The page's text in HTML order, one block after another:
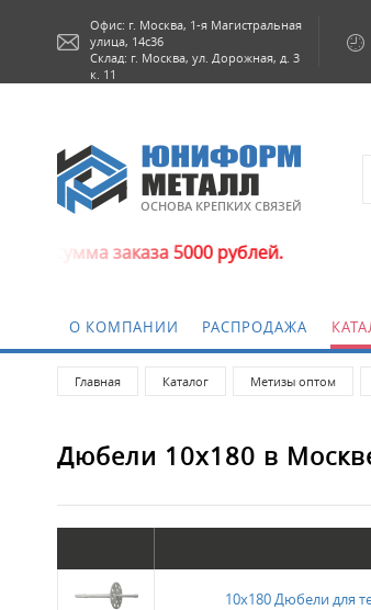
Офис: г. Москва, 1-я Магистральная
улица, 14с36
Склад: г. Москва, ул. Дорожная, д. 3
к. 11
ОСНОВА КРЕПКИХ СВЯЗЕЙ
заказа 5000 рублей.
О КОМПАНИИ РАСПРОДАЖА
Главная Каталог Метизы оптом
Дюбели 10х180 в
10х180 Дюбели для